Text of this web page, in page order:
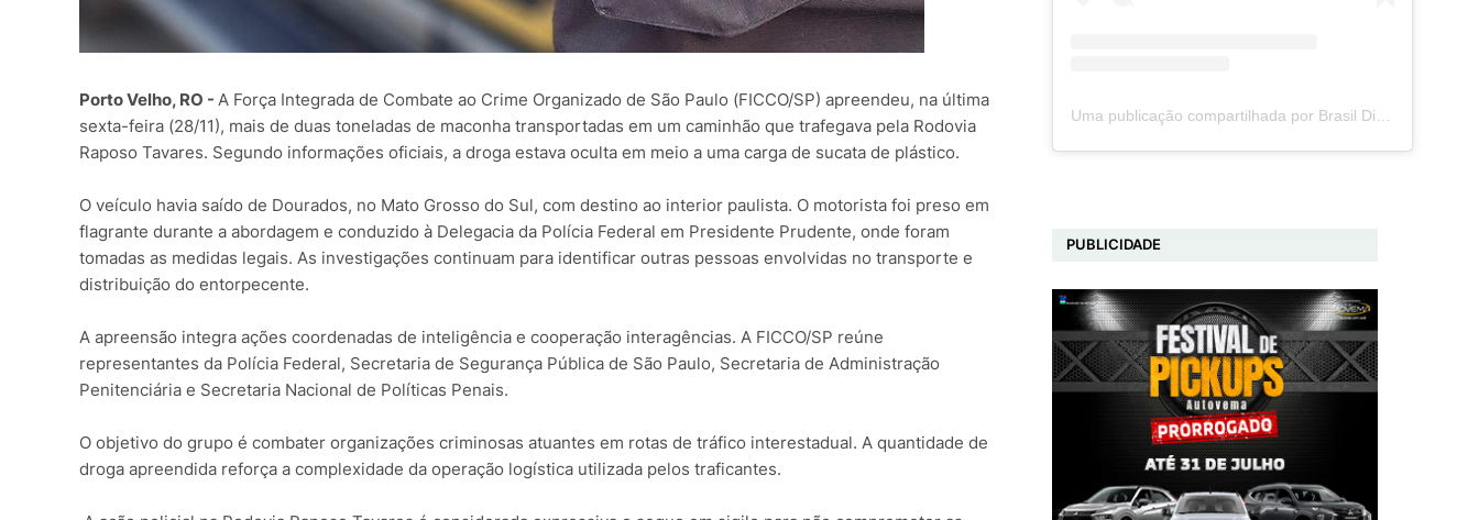
Porto Velho, RO - A Força Integrada de Combate ao Crime Organizado de São Paulo (FICCO/SP) apreendeu, na última
sexta-feira (28/11), mais de duas toneladas de maconha transportadas em um caminhão que trafegava pela Rodovia
Raposo Tavares. Segundo informações oficiais, a droga estava oculta em meio a uma carga de sucata de plástico.
O veículo havia saído de Dourados, no Mato Grosso do Sul, com destino ao interior paulista. O motorista foi preso em
flagrante durante a abordagem e conduzido à Delegacia da Polícia Federal em Presidente Prudente, onde foram
tomadas as medidas legais. As investigações continuam para identificar outras pessoas envolvidas no transporte e
distribuição do entorpecente.
A apreensão integra ações coordenadas de inteligência e cooperação interagências. A FICCO/SP reúne
representantes da Polícia Federal, Secretaria de Segurança Pública de São Paulo, Secretaria de Administração
Penitenciária e Secretaria Nacional de Políticas Penais.
O objetivo do grupo é combater organizações criminosas atuantes em rotas de tráfico interestadual. A quantidade de
droga apreendida reforça a complexidade da operação logística utilizada pelos traficantes.
PUBLICIDADE